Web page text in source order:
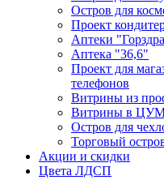
Остров для
Проект
Аптеки
Аптека "36,6"
Проект для
телефонов
Витрины из
Витрины в ЦУМ
Остров для
Торговый
Акции и скидки
Цвета ЛДСП